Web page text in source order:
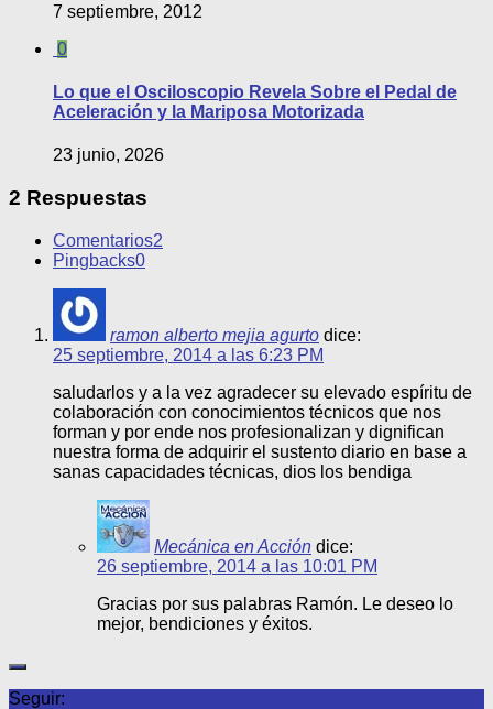
7 septiembre, 2012
0
Lo que el Osciloscopio Revela Sobre el Pedal de
Aceleración y la Mariposa Motorizada
23 junio, 2026
2 Respuestas
Comentarios2
Pingbacks0
ramon alberto mejia agurto dice:
25 septiembre, 2014 a las 6:23 PM
saludarlos y a la vez agradecer su elevado espíritu de
colaboración con conocimientos técnicos que nos
forman y por ende nos profesionalizan y dignifican
nuestra forma de adquirir el sustento diario en base a
sanas capacidades técnicas, dios los bendiga
Mecánica en Acción dice:
26 septiembre, 2014 a las 10:01 PM
Gracias por sus palabras Ramón. Le deseo lo
mejor, bendiciones y éxitos.
Seguir: